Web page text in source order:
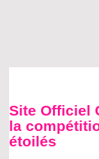
Site Officiel
la
étoilés